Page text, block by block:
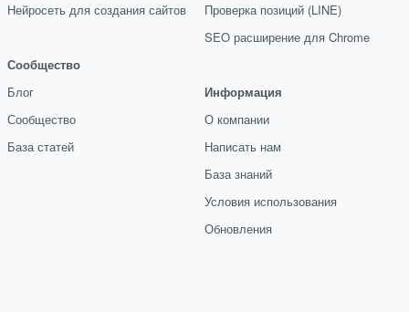
Нейросеть для создания сайтов
Сообщество
Блог
Сообщество
База статей
Проверка позиций (LINE)
SEO расширение для Chrome
Информация
О компании
Написать нам
База знаний
Условия использования
Обновления